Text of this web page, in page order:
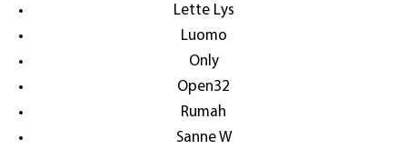
Lette Lys
Luomo
Only
Open32
Rumah
Sanne W